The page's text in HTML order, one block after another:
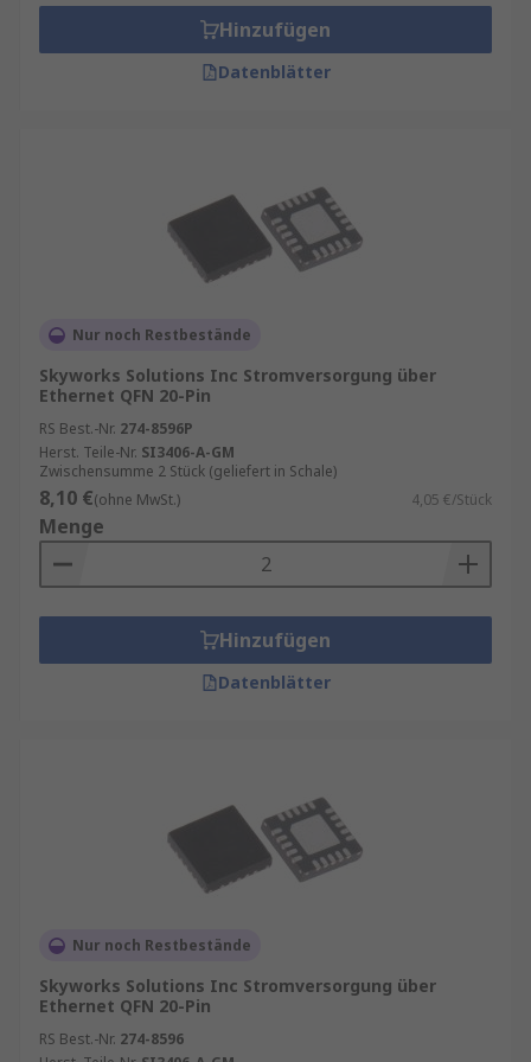
RS ist Ihr Ansprechpartner für das
Hinzufügen
Datenblätter
Nur noch Restbestände
Skyworks Solutions Inc Stromversorgung über
Ethernet QFN 20-Pin
RS Best.-Nr. 274-8596P
Herst. Teile-Nr. SI3406-A-GM
Zwischensumme 2 Stück (geliefert in Schale)
8,10 €(ohne MwSt.) 4,05 €/Stück
Menge
Hinzufügen
Datenblätter
Nur noch Restbestände
Skyworks Solutions Inc Stromversorgung über
Ethernet QFN 20-Pin
RS Best.-Nr. 274-8596